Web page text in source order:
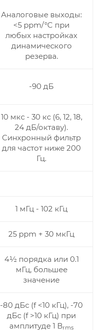
Аналоговые выходы:
<5 ppm/°C при
любых настройках
динамического
резерва.
-90 дБ
10 мкс - 30 кс (6, 12, 18,
24 дБ/октаву).
Синхронный фильтр
для частот ниже 200
Гц.
1 мГц - 102 кГц
25 ppm + 30 мкГц
4½ порядка или 0.1
мГц, большее
значение
-80 дБc (f <10 кГц), -70
дБc (f >10 кГц) при
амплитуде 1 Вrms